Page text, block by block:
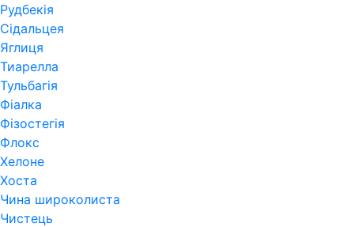
Рудбекія
Сідальцея
Яглиця
Тиарелла
Тульбагія
Фіалка
Фізостегія
Флокс
Хелоне
Хоста
Чина широколиста
Чистець